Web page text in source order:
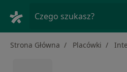
Czego szukasz?
Strona Główna Placówki